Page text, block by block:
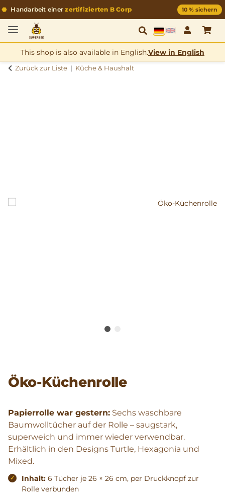
Handarbeit einerzertifizierten B Corp 10 % sichern
Deutsch
Englisch
This shop is also available in English.View in English
Zurück zur Liste
Küche & Haushalt
Öko-Küchenrolle
Papierrolle war gestern: Sechs waschbare
Baumwolltücher auf der Rolle – saugstark,
superweich und immer wieder verwendbar.
Erhältlich in den Designs Turtle, Hexagonia und
Mixed.
Inhalt: 6 Tücher je 26 × 26 cm, per Druckknopf zur
Rolle verbunden